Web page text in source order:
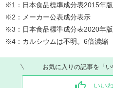
※1：日本食品標準成分表2015年
※2：メーカー公表成分表示
※3：日本食品標準成分表2020年
※4：カルシウムは不明。6倍濃縮
お気に入りの記事を「
いい